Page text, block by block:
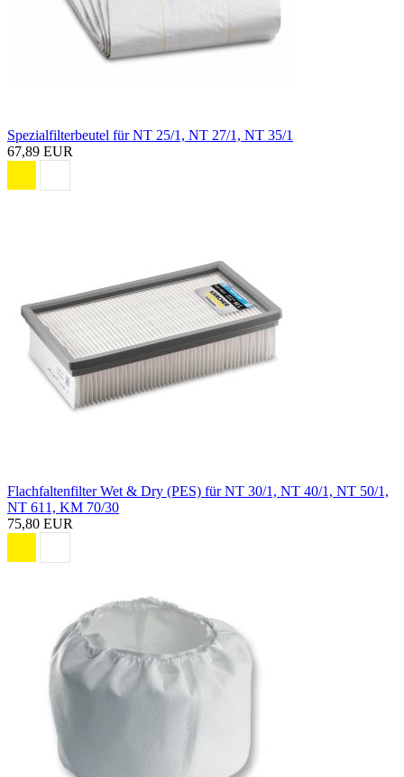
Spezialfilterbeutel für NT 25/1, NT 27/1, NT 35/1
67,89 EUR
Flachfaltenfilter Wet & Dry (PES) für NT 30/1, NT 40/1, NT 50/1,
NT 611, KM 70/30
75,80 EUR